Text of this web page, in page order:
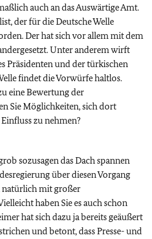
auch an das Auswärtige Amt.
der für die Deutsche Welle
Der hat sich vor allem mit dem
Unter anderem wirft
Präsidenten und der türkischen
findet die Vorwürfe haltlos.
eine Bewertung der
Sie Möglichkeiten, sich dort
zu nehmen?
sozusagen das Dach spannen
über diesen Vorgang
natürlich mit großer
haben Sie es auch schon
hat sich dazu ja bereits geäußert
und betont, dass Presse- und